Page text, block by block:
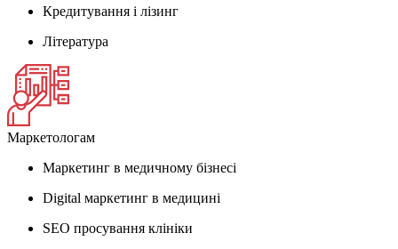
Кредитування і лізинг
Література
Маркетологам
Маркетинг в медичному бізнесі
Digital маркетинг в медицині
SEO просування клініки